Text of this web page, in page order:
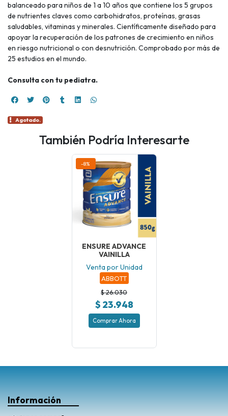
balanceado para niños de 1 a 10 años que contiene los 5 grupos
de nutrientes claves como carbohidratos, proteínas, grasas
saludables, vitaminas y minerales. Científicamente diseñado para
apoyar la recuperación de los patrones de crecimiento en niños
en riesgo nutricional o con desnutrición. Comprobado por más de
25 estudios en el mundo.
Consulta con tu pediatra.
Agotado.
También Podría Interesarte
-8%
ENSURE ADVANCE
VAINILLA
Venta por Unidad
ABBOTT
$ 26.030
$ 23.948
Comprar Ahora
Información